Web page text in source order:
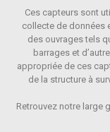
Ces capteurs sont
collecte de données
des ouvrages tels
barrages et
appropriée de ces
de la structure à
Retrouvez notre large